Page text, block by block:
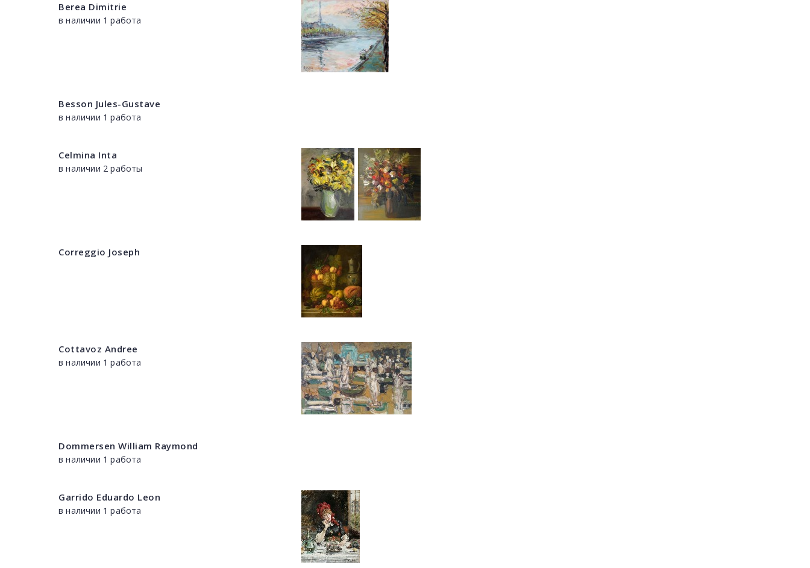
Berea Dimitrie
в наличии 1 работа
Besson Jules-Gustave
в наличии 1 работа
Celmina Inta
в наличии 2 работы
Correggio Joseph
Cottavoz Andree
в наличии 1 работа
Dommersen William Raymond
в наличии 1 работа
Garrido Eduardo Leon
в наличии 1 работа